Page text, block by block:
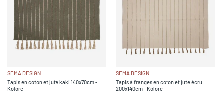
SEMA DESIGN
Tapis en coton et jute kaki 140x70cm -
Kolore
SEMA DESIGN
Tapis à franges en coton et jute écru
200x140cm - Kolore